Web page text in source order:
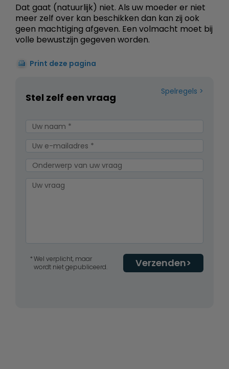
Dat gaat (natuurlijk) niet. Als uw moeder er niet
meer zelf over kan beschikken dan kan zij ook
geen machtiging afgeven. Een volmacht moet bij
volle bewustzijn gegeven worden.
Print deze pagina
Spelregels
Stel zelf een vraag
Verzenden
Wel verplicht, maar
wordt niet gepubliceerd.